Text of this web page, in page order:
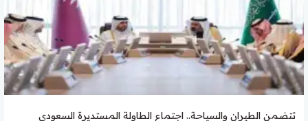
تتضمن الطيران والسياحة.. اجتماع الطاولة المستديرة السعودي